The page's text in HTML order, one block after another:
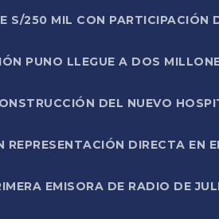
S/250 MIL CON PARTICIPACIÓN
PUNO LLEGUE A DOS
DEL NUEVO
DIRECTA EN
EMISORA DE RADIO DE